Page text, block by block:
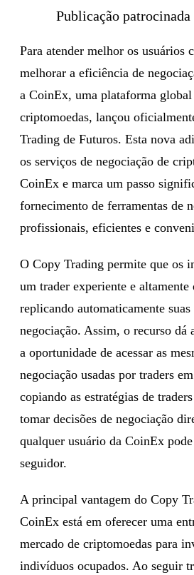
Publicação patrocinada
Para atender melhor os usuários
melhorar a eficiência de
a CoinEx, uma plataforma global
criptomoedas, lançou
Trading de Futuros. Esta nova
os serviços de negociação de
CoinEx e marca um passo
fornecimento de ferramentas de
profissionais, eficientes e
O Copy Trading permite que os
um trader experiente e
replicando automaticamente suas
negociação. Assim, o recurso dá
a oportunidade de acessar as
negociação usadas por traders
copiando as estratégias de
tomar decisões de negociação
qualquer usuário da CoinEx
seguidor.
A principal vantagem do Copy
CoinEx está em oferecer uma
mercado de criptomoedas para
indivíduos ocupados. Ao seguir